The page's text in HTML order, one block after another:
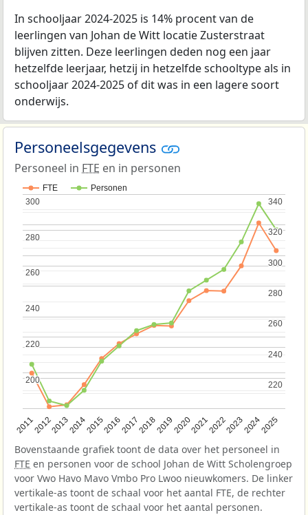
In schooljaar 2024-2025 is 14% procent van de
leerlingen van Johan de Witt locatie Zusterstraat
blijven zitten. Deze leerlingen deden nog een jaar
hetzelfde leerjaar, hetzij in hetzelfde schooltype als in
schooljaar 2024-2025 of dit was in een lagere soort
onderwijs.
Personeelsgegevens
Personeel in FTE en in personen
FTE Personen
201120122013201420152016201720182019202020212022202320242025
200
200
220
220
240
240
260
260
280
280
300
300
220
220
240
240
260
260
280
280
300
300
320
320
340
340
Bovenstaande grafiek toont de data over het personeel in
FTE en personen voor de school Johan de Witt Scholengroep
voor Vwo Havo Mavo Vmbo Pro Lwoo nieuwkomers. De linker
vertikale-as toont de schaal voor het aantal FTE, de rechter
vertikale-as toont de schaal voor het aantal personen.